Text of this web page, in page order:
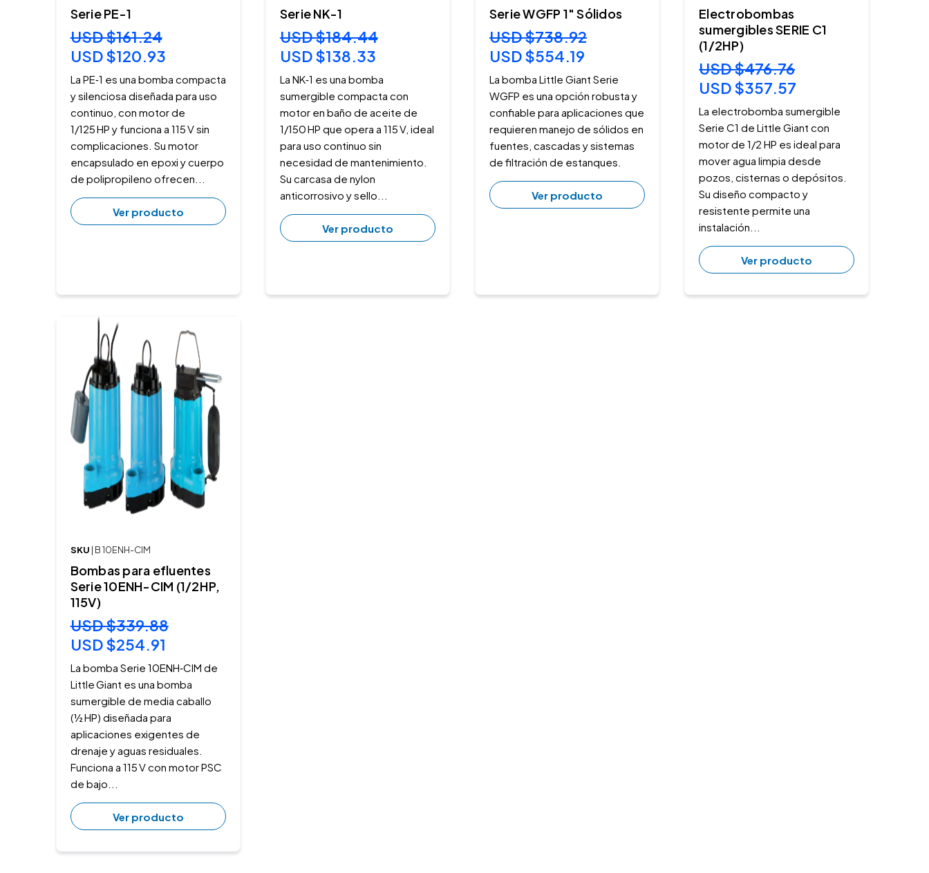
Serie PE-1
USD $161.24
USD $120.93
La PE‑1 es una bomba compacta
y silenciosa diseñada para uso
continuo, con motor de
1/125 HP y funciona a 115 V sin
complicaciones. Su motor
encapsulado en epoxi y cuerpo
de polipropileno ofrecen...
Ver producto
Serie NK-1
USD $184.44
USD $138.33
La NK‑1 es una bomba
sumergible compacta con
motor en baño de aceite de
1/150 HP que opera a 115 V, ideal
para uso continuo sin
necesidad de mantenimiento.
Su carcasa de nylon
anticorrosivo y sello...
Ver producto
Serie WGFP 1" Sólidos
USD $738.92
USD $554.19
La bomba Little Giant Serie
WGFP es una opción robusta y
confiable para aplicaciones que
requieren manejo de sólidos en
fuentes, cascadas y sistemas
de filtración de estanques.
Ver producto
Electrobombas
sumergibles SERIE C1
(1/2HP)
USD $476.76
USD $357.57
La electrobomba sumergible
Serie C1 de Little Giant con
motor de 1/2 HP es ideal para
mover agua limpia desde
pozos, cisternas o depósitos.
Su diseño compacto y
resistente permite una
instalación...
Ver producto
SKU | B 10ENH-CIM
Bombas para efluentes
Serie 10ENH-CIM (1/2HP,
115V)
USD $339.88
USD $254.91
La bomba Serie 10ENH‑CIM de
Little Giant es una bomba
sumergible de media caballo
(½ HP) diseñada para
aplicaciones exigentes de
drenaje y aguas residuales.
Funciona a 115 V con motor PSC
de bajo...
Ver producto